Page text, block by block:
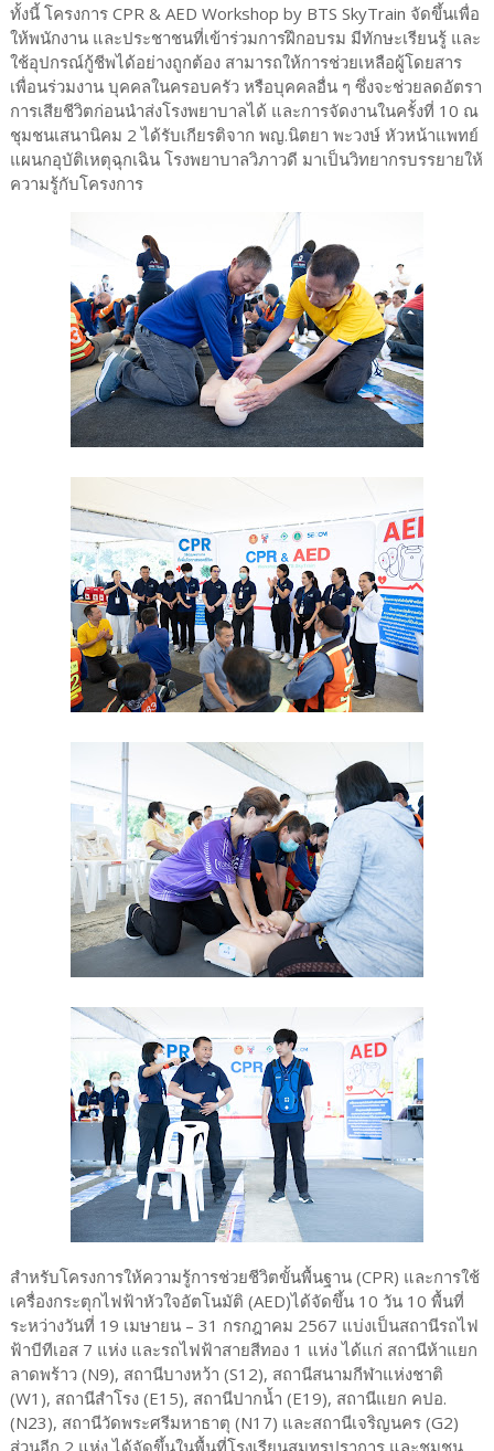
ทั้งนี้ โครงการ CPR & AED Workshop by BTS SkyTrain จัดขึ้นเพื่อ
ให้พนักงาน และประชาชนที่เข้าร่วมการฝึกอบรม มีทักษะเรียนรู้ และ
ใช้อุปกรณ์กู้ชีพได้อย่างถูกต้อง สามารถให้การช่วยเหลือผู้โดยสาร
เพื่อนร่วมงาน บุคคลในครอบครัว หรือบุคคลอื่น ๆ ซึ่งจะช่วยลดอัตรา
การเสียชีวิตก่อนนำส่งโรงพยาบาลได้ และการจัดงานในครั้งที่ 10 ณ
ชุมชนเสนานิคม 2 ได้รับเกียรติจาก พญ.นิตยา พะวงษ์ หัวหน้าแพทย์
แผนกอุบัติเหตุฉุกเฉิน โรงพยาบาลวิภาวดี มาเป็นวิทยากรบรรยายให้
ความรู้กับโครงการ
สำหรับโครงการให้ความรู้การช่วยชีวิตขั้นพื้นฐาน (CPR) และการใช้
เครื่องกระตุกไฟฟ้าหัวใจอัตโนมัติ (AED)ได้จัดขึ้น 10 วัน 10 พื้นที่
ระหว่างวันที่ 19 เมษายน – 31 กรกฎาคม 2567 แบ่งเป็นสถานีรถไฟ
ฟ้าบีทีเอส 7 แห่ง และรถไฟฟ้าสายสีทอง 1 แห่ง ได้แก่ สถานีห้าแยก
ลาดพร้าว (N9), สถานีบางหว้า (S12), สถานีสนามกีฬาแห่งชาติ
(W1), สถานีสำโรง (E15), สถานีปากน้ำ (E19), สถานีแยก คปอ.
(N23), สถานีวัดพระศรีมหาธาตุ (N17) และสถานีเจริญนคร (G2)
ส่วนอีก 2 แห่ง ได้จัดขึ้นในพื้นที่โรงเรียนสมุทรปราการ และชุมชน